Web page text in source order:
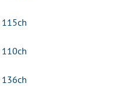
115ch
110ch
136ch